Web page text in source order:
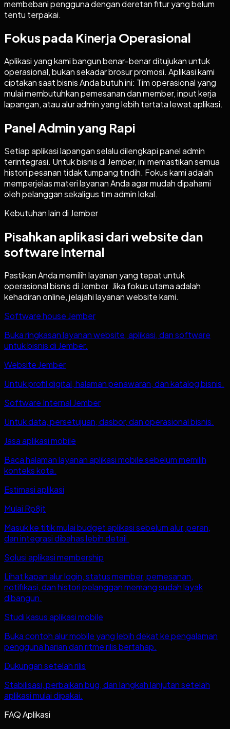
membebani pengguna dengan deretan fitur yang belum
tentu terpakai.
Fokus pada Kinerja Operasional
Aplikasi yang kami bangun benar-benar ditujukan untuk
operasional, bukan sekadar brosur promosi. Aplikasi kami
ciptakan saat bisnis Anda butuh ini: Tim operasional yang
mulai membutuhkan pemesanan dan member, input kerja
lapangan, atau alur admin yang lebih tertata lewat aplikasi.
Panel Admin yang Rapi
Setiap aplikasi lapangan selalu dilengkapi panel admin
terintegrasi. Untuk bisnis di Jember, ini memastikan semua
histori pesanan tidak tumpang tindih. Fokus kami adalah
memperjelas materi layanan Anda agar mudah dipahami
oleh pelanggan sekaligus tim admin lokal.
Kebutuhan lain di Jember
Pisahkan aplikasi dari website dan
software internal
Pastikan Anda memilih layanan yang tepat untuk
operasional bisnis di Jember. Jika fokus utama adalah
kehadiran online, jelajahi layanan website kami.
Software house Jember
Buka ringkasan layanan website, aplikasi, dan software
untuk bisnis di Jember.
Website Jember
Untuk profil digital, halaman penawaran, dan katalog bisnis.
Software Internal Jember
Untuk data, persetujuan, dasbor, dan operasional bisnis.
Jasa aplikasi mobile
Baca halaman layanan aplikasi mobile sebelum memilih
konteks kota.
Estimasi aplikasi
Mulai Rp8jt
Masuk ke titik mulai budget aplikasi sebelum alur, peran,
dan integrasi dibahas lebih detail.
Solusi aplikasi membership
Lihat kapan alur login, status member, pemesanan,
notifikasi, dan histori pelanggan memang sudah layak
dibangun.
Studi kasus aplikasi mobile
Buka contoh alur mobile yang lebih dekat ke pengalaman
pengguna harian dan ritme rilis bertahap.
Dukungan setelah rilis
Stabilisasi, perbaikan bug, dan langkah lanjutan setelah
aplikasi mulai dipakai.
FAQ Aplikasi